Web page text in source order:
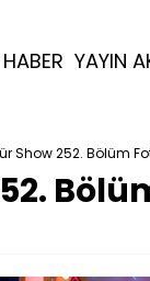
YAYIN
Show 252. Bölüm